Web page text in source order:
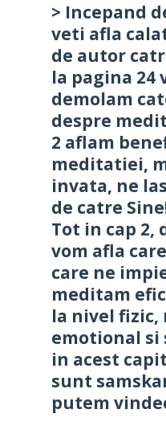
> Incepand
veti afla
de autor
la pagina 24
demolam
despre
2 aflam
meditatiei,
invata, ne
de catre
Tot in cap 2,
vom afla
care ne
meditam
la nivel fizic,
emotional
in acest
sunt
putem